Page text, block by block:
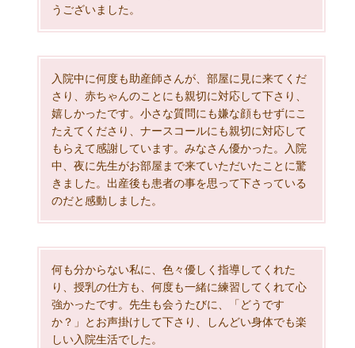
うございました。
入院中に何度も助産師さんが、部屋に見に来てくだ
さり、赤ちゃんのことにも親切に対応して下さり、
嬉しかったです。小さな質問にも嫌な顔もせずにこ
たえてくださり、ナースコールにも親切に対応して
もらえて感謝しています。みなさん優かった。入院
中、夜に先生がお部屋まで来ていただいたことに驚
きました。出産後も患者の事を思って下さっている
のだと感動しました。
何も分からない私に、色々優しく指導してくれた
り、授乳の仕方も、何度も一緒に練習してくれて心
強かったです。先生も会うたびに、「どうです
か？」とお声掛けして下さり、しんどい身体でも楽
しい入院生活でした。